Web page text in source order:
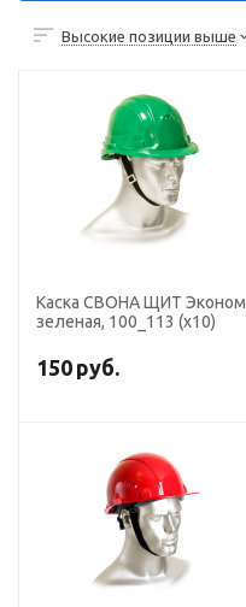
Высокие позиции выше
Каска СВОНА ЩИТ Эконом
зеленая, 100_113 (х10)
150 руб.